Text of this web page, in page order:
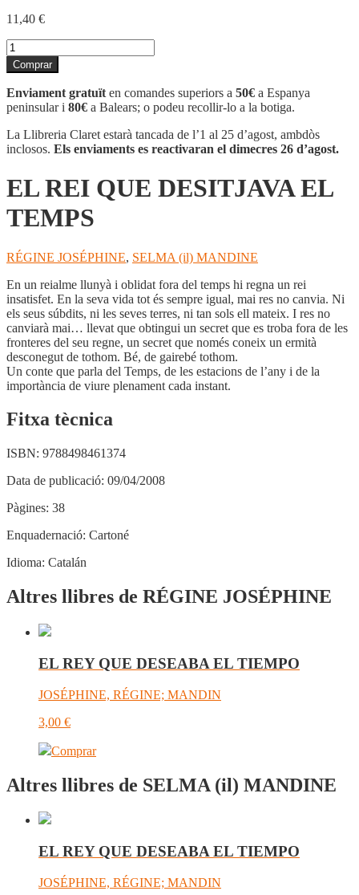
11,40 €
quantitat
de
EL
REI
QUE
DESITJAVA
EL
TEMPS
Comprar
Enviament gratuït en comandes superiors a 50€ a Espanya
peninsular i 80€ a Balears; o podeu recollir-lo a la botiga.
La Llibreria Claret estarà tancada de l’1 al 25 d’agost, ambdòs
inclosos. Els enviaments es reactivaran el dimecres 26 d’agost.
EL REI QUE DESITJAVA EL
TEMPS
RÉGINE JOSÉPHINE, SELMA (il) MANDINE
En un reialme llunyà i oblidat fora del temps hi regna un rei
insatisfet. En la seva vida tot és sempre igual, mai res no canvia. Ni
els seus súbdits, ni les seves terres, ni tan sols ell mateix. I res no
canviarà mai… llevat que obtingui un secret que es troba fora de les
fronteres del seu regne, un secret que només coneix un ermità
desconegut de tothom. Bé, de gairebé tothom.
Un conte que parla del Temps, de les estacions de l’any i de la
importància de viure plenament cada instant.
Fitxa tècnica
ISBN: 9788498461374
Data de publicació: 09/04/2008
Pàgines: 38
Enquadernació: Cartoné
Idioma: Catalán
Altres llibres de RÉGINE JOSÉPHINE
EL REY QUE DESEABA EL TIEMPO
JOSÉPHINE, RÉGINE; MANDIN
3,00 €
Comprar
Altres llibres de SELMA (il) MANDINE
EL REY QUE DESEABA EL TIEMPO
JOSÉPHINE, RÉGINE; MANDIN